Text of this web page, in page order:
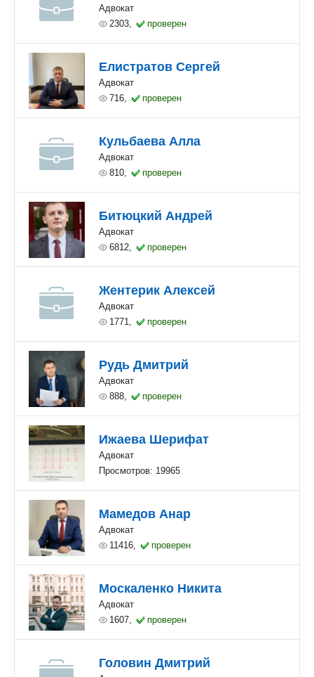
Адвокат
2303,
проверен
Елистратов Сергей
Адвокат
716,
проверен
Кульбаева Алла
Адвокат
810,
проверен
Битюцкий Андрей
Адвокат
6812,
проверен
Жентерик Алексей
Адвокат
1771,
проверен
Рудь Дмитрий
Адвокат
888,
проверен
Ижаева Шерифат
Адвокат
Просмотров: 19965
Мамедов Анар
Адвокат
11416,
проверен
Москаленко Никита
Адвокат
1607,
проверен
Головин Дмитрий